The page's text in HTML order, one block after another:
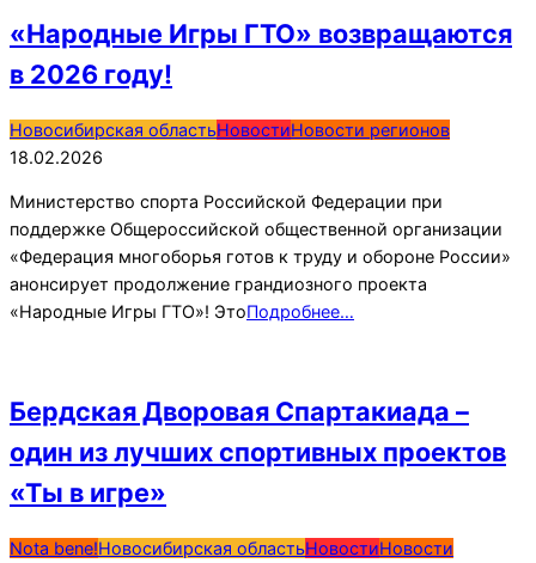
«Народные Игры ГТО» возвращаются
в 2026 году!
2026-
02-
Новосибирская областьНовостиНовости регионов
18.02.2026
Министерство спорта Российской Федерации при
поддержке Общероссийской общественной организации
«Федерация многоборья готов к труду и обороне России»
анонсирует продолжение грандиозного проекта
«Народные Игры ГТО»! ЭтоПодробнее…
Бердская Дворовая Спартакиада –
один из лучших спортивных проектов
«Ты в игре»
2024-
Nota bene!Новосибирская областьНовостиНовости